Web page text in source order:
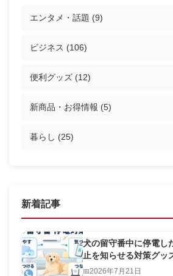
エンタメ・話題 (9)
ビジネス (106)
便利グッズ (12)
新商品・お得情報 (5)
暮らし (25)
新着記事
犬の留守番中に停電し
止を知らせる対策グッ
2026年7月21日